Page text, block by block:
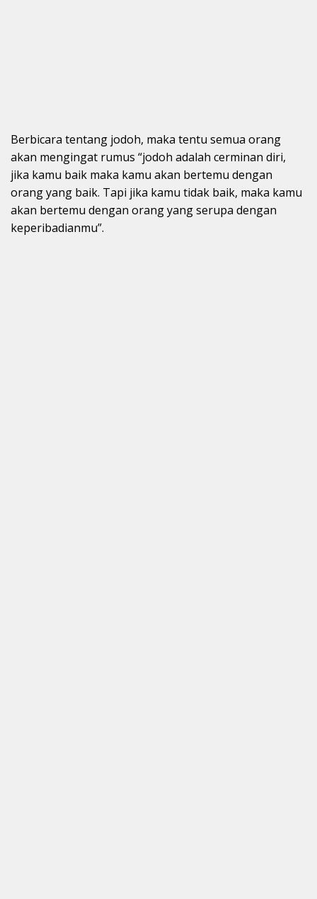
Berbicara tentang jodoh, maka tentu semua orang
akan mengingat rumus “jodoh adalah cerminan diri,
jika kamu baik maka kamu akan bertemu dengan
orang yang baik. Tapi jika kamu tidak baik, maka kamu
akan bertemu dengan orang yang serupa dengan
keperibadianmu”.